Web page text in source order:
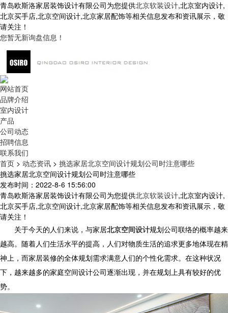
青岛欧斯洛家居装饰设计有限公司为您提供北京软装设计,北京室内设计,
北京买手店,北京空间设计,北京家居配饰等相关信息发布和资讯展示，敬
请关注！
您暂无新询盘信息！
网站首页
品牌介绍
室内设计
产品
公司动态
招聘信息
联系我们
首页 > 动态资讯 > 挑选家居北京空间设计规划公司时注意哪些
挑选家居北京空间设计规划公司时注意哪些
发布时间：2022-8-6 15:56:00
青岛欧斯洛家居装饰设计有限公司为您提供北京软装设计,北京室内设计,
北京买手店,北京空间设计,北京家居配饰等相关信息发布和资讯展示，敬
请关注！
关于今天的人们来说，与家居北京空间设计规划公司联络的概率越来
越高。随着人们生活水平的提高，人们对物质生活的追求更多地体现在精
神上，而家居装修的全体规划需求满意人们的个性化需求。在这种状况
下，越来越多的家庭空间设计公司逐渐出现，并在规划上具有较好的优
势。